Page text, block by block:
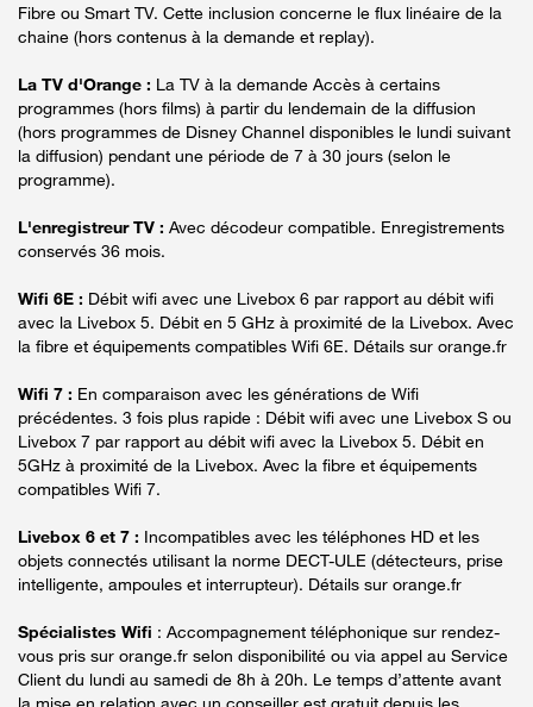
Fibre ou Smart TV. Cette inclusion concerne le flux linéaire de la
chaine (hors contenus à la demande et replay).
La TV d'Orange : La TV à la demande Accès à certains
programmes (hors films) à partir du lendemain de la diffusion
(hors programmes de Disney Channel disponibles le lundi suivant
la diffusion) pendant une période de 7 à 30 jours (selon le
programme).
L'enregistreur TV : Avec décodeur compatible. Enregistrements
conservés 36 mois.
Wifi 6E : Débit wifi avec une Livebox 6 par rapport au débit wifi
avec la Livebox 5. Débit en 5 GHz à proximité de la Livebox. Avec
la fibre et équipements compatibles Wifi 6E. Détails sur orange.fr
Wifi 7 : En comparaison avec les générations de Wifi
précédentes. 3 fois plus rapide : Débit wifi avec une Livebox S ou
Livebox 7 par rapport au débit wifi avec la Livebox 5. Débit en
5GHz à proximité de la Livebox. Avec la fibre et équipements
compatibles Wifi 7.
Livebox 6 et 7 : Incompatibles avec les téléphones HD et les
objets connectés utilisant la norme DECT-ULE (détecteurs, prise
intelligente, ampoules et interrupteur). Détails sur orange.fr
Spécialistes Wifi : Accompagnement téléphonique sur rendez-
vous pris sur orange.fr selon disponibilité ou via appel au Service
Client du lundi au samedi de 8h à 20h. Le temps d’attente avant
la mise en relation avec un conseiller est gratuit depuis les